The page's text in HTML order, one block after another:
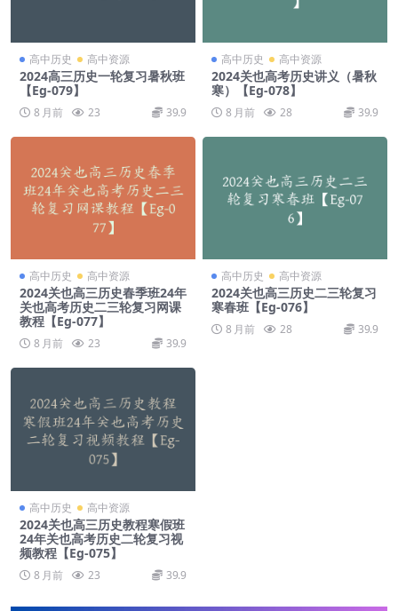
高中历史 高中资源
2024高三历史一轮复习暑秋班
【Eg-079】
8 月前 23 39.9
高中历史 高中资源
2024关也高考历史讲义（暑秋
寒）【Eg-078】
8 月前 28 39.9
高中历史 高中资源
2024关也高三历史春季班24年
关也高考历史二三轮复习网课
教程【Eg-077】
8 月前 23 39.9
高中历史 高中资源
2024关也高三历史二三轮复习
寒春班【Eg-076】
8 月前 28 39.9
高中历史 高中资源
2024关也高三历史教程寒假班
24年关也高考历史二轮复习视
频教程【Eg-075】
8 月前 23 39.9